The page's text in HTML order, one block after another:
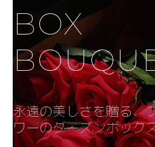
BOX
永遠の美しさを贈る、
ワーのダーズンボック